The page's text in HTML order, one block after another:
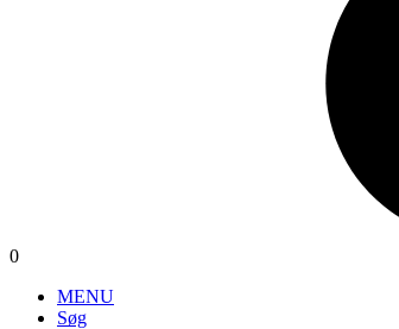
0
MENU
Søg